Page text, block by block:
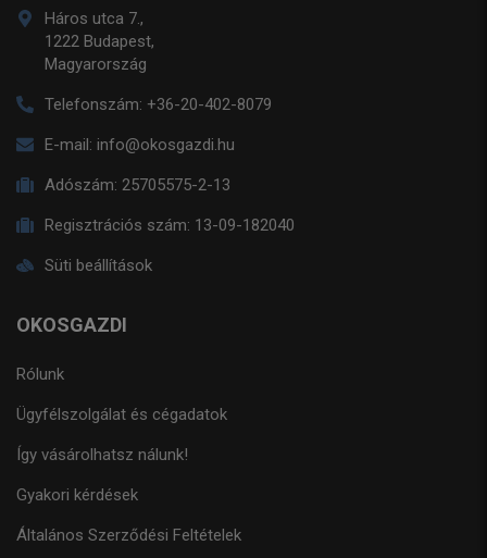
Háros utca 7.,
1222 Budapest,
Magyarország
Telefonszám: +36-20-402-8079
E-mail: info@okosgazdi.hu
Adószám: 25705575-2-13
Regisztrációs szám: 13-09-182040
Süti beállítások
OKOSGAZDI
Rólunk
Ügyfélszolgálat és cégadatok
Így vásárolhatsz nálunk!
Gyakori kérdések
Általános Szerződési Feltételek